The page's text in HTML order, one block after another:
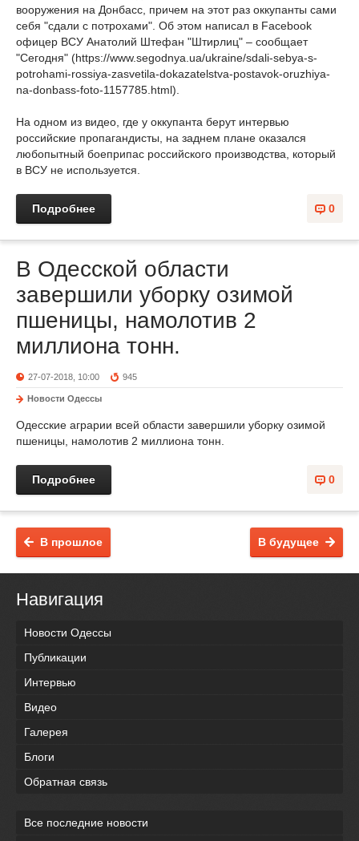
вооружения на Донбасс, причем на этот раз оккупанты сами
себя "сдали с потрохами". Об этом написал в Facebook
офицер ВСУ Анатолий Штефан "Штирлиц" – сообщает
"Сегодня" (https://www.segodnya.ua/ukraine/sdali-sebya-s-
potrohami-rossiya-zasvetila-dokazatelstva-postavok-oruzhiya-
na-donbass-foto-1157785.html).
На одном из видео, где у оккупанта берут интервью
российские пропагандисты, на заднем плане оказался
любопытный боеприпас российского производства, который
в ВСУ не используется.
0
Подробнее
В Одесской области
завершили уборку озимой
пшеницы, намолотив 2
миллиона тонн.
27-07-2018, 10:00 945
Новости Одессы
Одесские аграрии всей области завершили уборку озимой
пшеницы, намолотив 2 миллиона тонн.
0
Подробнее
В будущее
В прошлое
Навигация
Новости Одессы
Публикации
Интервью
Видео
Галерея
Блоги
Обратная связь
Все последние новости